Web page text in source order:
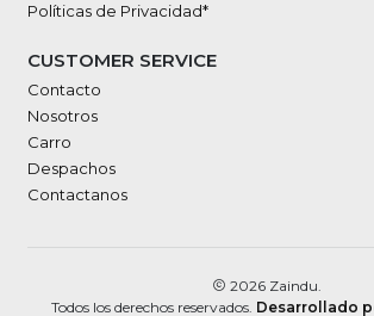
Políticas de Privacidad*
CUSTOMER SERVICE
Contacto
Nosotros
Carro
Despachos
Contactanos
2026 Zaindu.
Todos los derechos reservados. Desarrollado